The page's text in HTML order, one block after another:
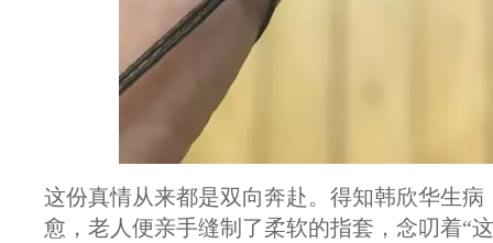
这份真情从来都是双向奔赴。得知韩欣华生
愈，老人便亲手缝制了柔软的指套，念叨着“